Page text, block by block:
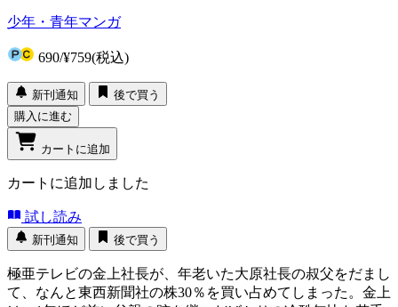
少年・青年マンガ
690/¥759(税込)
新刊通知
後で買う
購入に進む
カートに追加
カートに追加しました
試し読み
新刊通知 後で買う
極亜テレビの金上社長が、年老いた大原社長の叔父をだまし
て、なんと東西新聞社の株30％を買い占めてしまった。金上